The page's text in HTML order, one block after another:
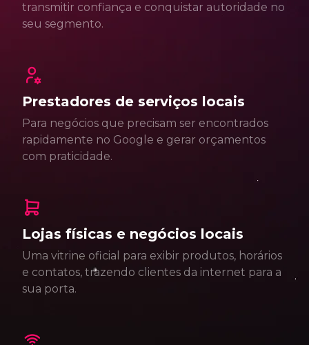
transmitir confiança e conquistar autoridade no
seu segmento.
Prestadores de serviços locais
Para negócios que precisam ser encontrados
rapidamente no Google e gerar orçamentos
com praticidade.
Lojas físicas e negócios locais
Uma vitrine oficial para exibir produtos, horários
e contatos, trazendo clientes da internet para a
sua porta.